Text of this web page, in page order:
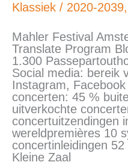
Klassiek / 2020-2039,
Mahler Festival
Translate Program
1.300
Social media: bereik
Instagram,
concerten: 45 %
uitverkochte
concertuitzendingen
wereldpremières 10
concertinleidingen
Kleine Zaal
Amsterdam
Reviews